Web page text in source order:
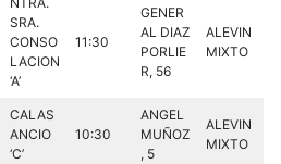
SRA.
CONSO
LACION
‘A’
11:30
GENER
AL DIAZ
PORLIE
R, 56
ALEVIN
MIXTO
CALAS
ANCIO
‘C’
10:30
ANGEL
MUÑOZ
, 5
ALEVIN
MIXTO